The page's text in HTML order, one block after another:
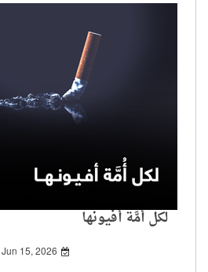
لكل أُمَّة أفيونها
Jun 15, 2026